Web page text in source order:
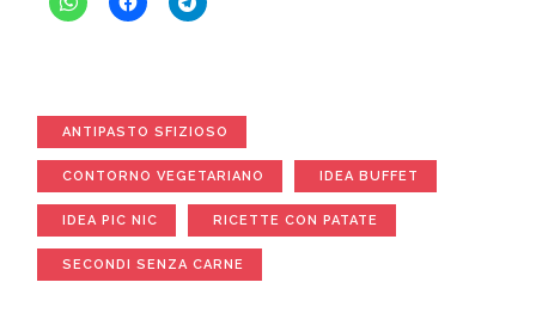
ANTIPASTO SFIZIOSO
CONTORNO VEGETARIANO IDEA BUFFET
IDEA PIC NIC RICETTE CON PATATE
SECONDI SENZA CARNE